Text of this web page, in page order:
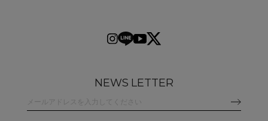
NEWS LETTER